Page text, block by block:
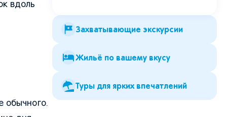
вдоль
обычного.
Захватывающие экскурсии
Жильё по вашему вкусу
Туры для ярких впечатлений